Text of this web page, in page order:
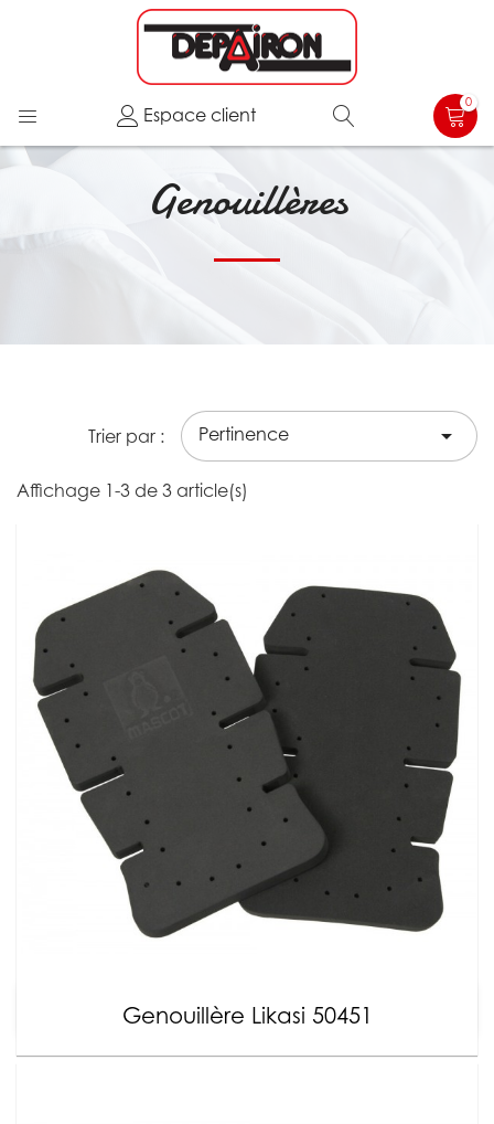
Espace client
0
Genouillères
Trier par : Pertinence 
Affichage 1-3 de 3 article(s)
Genouillère Likasi 50451